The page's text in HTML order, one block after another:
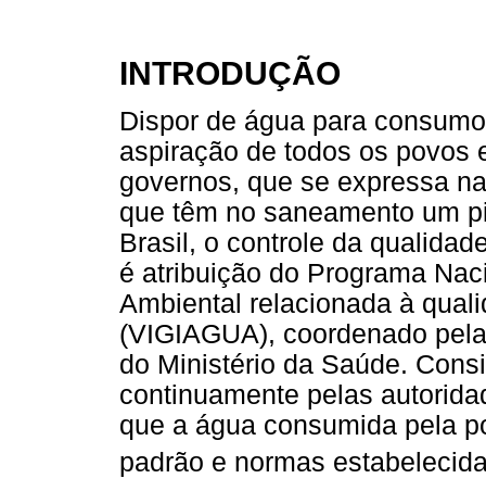
INTRODUÇÃO
Dispor de água para
aspiração de todos os povos
governos, que se expressa
que têm no saneamento um
Brasil, o controle da
é atribuição do Programa
Ambiental relacionada à
(VIGIAGUA), coordenado
do Ministério da Saúde.
continuamente pelas
que a água consumida pela
padrão e normas